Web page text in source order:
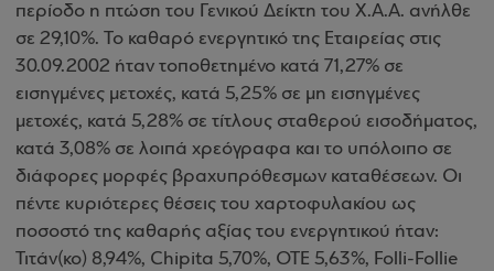
περίοδο η πτώση του Γενικού Δείκτη του Χ.Α.Α. ανήλθε
σε 29,10%. Το καθαρό ενεργητικό της Εταιρείας στις
30.09.2002 ήταν τοποθετημένο κατά 71,27% σε
εισηγμένες μετοχές, κατά 5,25% σε μη εισηγμένες
μετοχές, κατά 5,28% σε τίτλους σταθερού εισοδήματος,
κατά 3,08% σε λοιπά χρεόγραφα και το υπόλοιπο σε
διάφορες μορφές βραχυπρόθεσμων καταθέσεων. Οι
πέντε κυριότερες θέσεις του χαρτοφυλακίου ως
ποσοστό της καθαρής αξίας του ενεργητικού ήταν:
Τιτάν(κο) 8,94%, Chipita 5,70%, OTE 5,63%, Folli-Follie